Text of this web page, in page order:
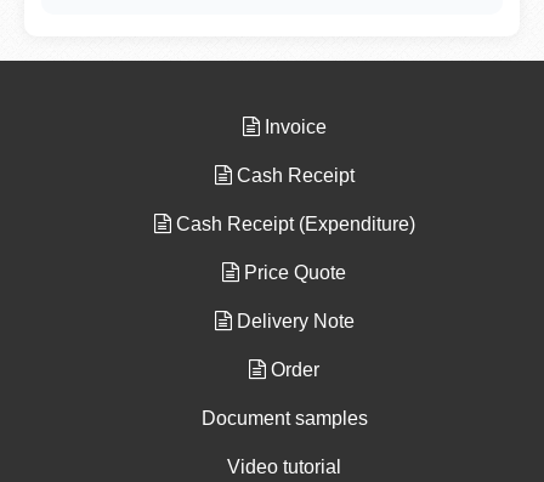
Invoice
Cash Receipt
Cash Receipt (Expenditure)
Price Quote
Delivery Note
Order
Document samples
Video tutorial